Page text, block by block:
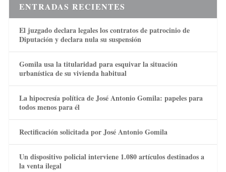
ENTRADAS RECIENTES
El juzgado declara legales los contratos de patrocinio de
Diputación y declara nula su suspensión
Gomila usa la titularidad para esquivar la situación
urbanística de su vivienda habitual
La hipocresía política de José Antonio Gomila: papeles para
todos menos para él
Rectificación solicitada por José Antonio Gomila
Un dispositivo policial interviene 1.080 artículos destinados a
la venta ilegal